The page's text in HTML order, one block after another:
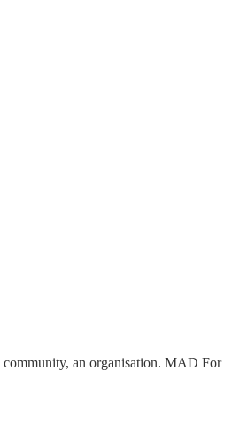
an organisation. MAD For